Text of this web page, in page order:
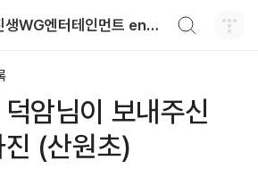
와일드진생WG엔터테인먼트 entertainment
암님이 보내주신
(산원초)